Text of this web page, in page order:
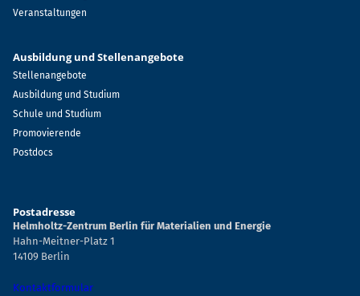
Veranstaltungen
Ausbildung und Stellenangebote
Stellenangebote
Ausbildung und Studium
Schule und Studium
Promovierende
Postdocs
Postadresse
Helmholtz-Zentrum Berlin für Materialien und Energie
Hahn-Meitner-Platz 1
14109 Berlin
Kontaktformular